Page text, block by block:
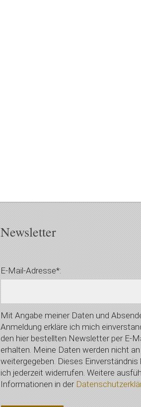
Newsletter
E-Mail-Adresse*:
Mit Angabe meiner Daten und
Anmeldung erkläre ich mich
den hier bestellten Newsletter per E-
erhalten. Meine Daten werden nicht
weitergegeben. Dieses Einverständnis
ich jederzeit widerrufen. Weitere
Informationen in der